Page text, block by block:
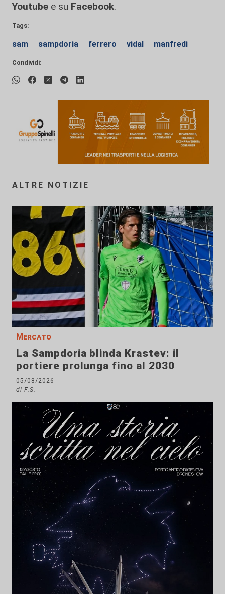
Youtube e su Facebook.
Tags:
sam sampdoria ferrero vidal manfredi
Condividi:
ALTRE NOTIZIE
Mercato
La Sampdoria blinda Krastev: il
portiere prolunga fino al 2030
05/08/2026
di F.S.